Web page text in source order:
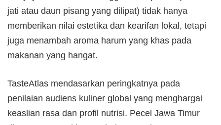
jati atau daun pisang yang dilipat) tidak hanya
memberikan nilai estetika dan kearifan lokal, tetapi
juga menambah aroma harum yang khas pada
makanan yang hangat.
TasteAtlas mendasarkan peringkatnya pada
penilaian audiens kuliner global yang menghargai
keaslian rasa dan profil nutrisi. Pecel Jawa Timur